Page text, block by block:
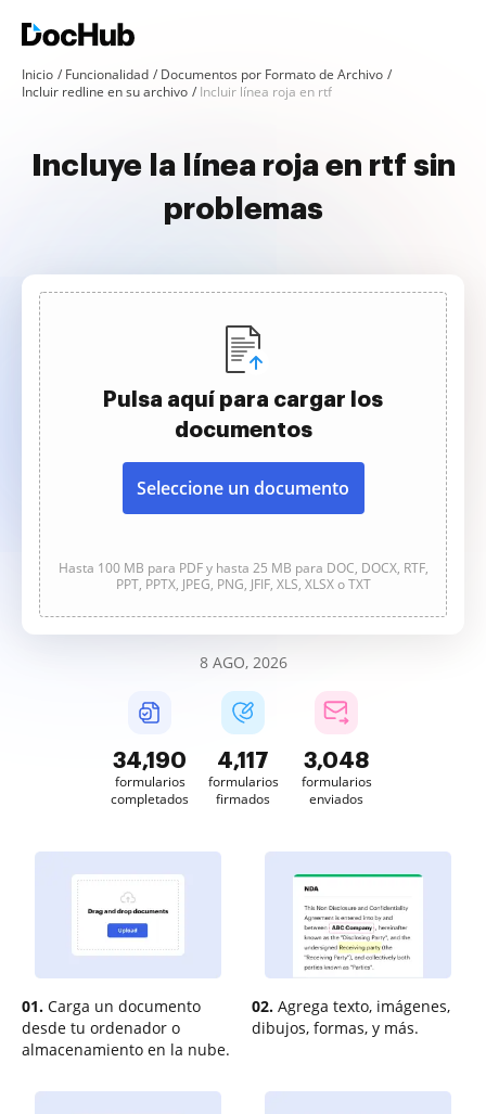
Inicio Funcionalidad
Documentos por Formato de Archivo
Incluir redline en su archivo
Incluir línea roja en rtf
Incluye la línea roja en rtf sin
problemas
Pulsa aquí para cargar los
documentos
Seleccione un documento
Hasta 100 MB para PDF y hasta 25 MB para DOC, DOCX, RTF,
PPT, PPTX, JPEG, PNG, JFIF, XLS, XLSX o TXT
8 AGO, 2026
34,190
formularios
completados
4,117
formularios
firmados
3,048
formularios
enviados
01. Carga un documento
desde tu ordenador o
almacenamiento en la nube.
02. Agrega texto, imágenes,
dibujos, formas, y más.